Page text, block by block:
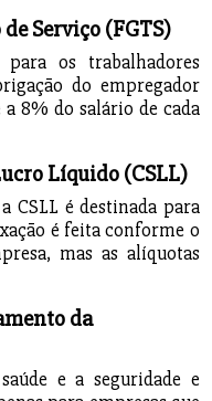
Serviço (FGTS)
os trabalhadores
do empregador
8% do salário de cada
Líquido (CSLL)
CSLL é destinada para
é feita conforme o
mas as alíquotas
da
e a seguridade e